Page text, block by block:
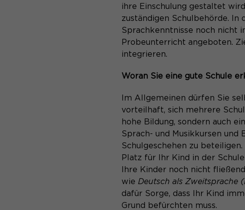
ihre Einschulung gestaltet
zuständigen Schulbehörde. In
Sprachkenntnisse noch nicht
Probeunterricht angeboten.
integrieren.
Woran Sie eine gute Schule
Im Allgemeinen dürfen Sie
vorteilhaft, sich mehrere
hohe Bildung, sondern auch
Sprach- und Musikkursen und
Schulgeschehen zu
Platz für Ihr Kind in der
Ihre Kinder noch nicht
wie Deutsch als Zweitsprache
dafür Sorge, dass Ihr Kind
Grund befürchten muss.